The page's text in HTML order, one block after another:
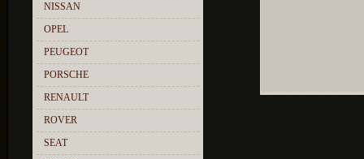
NISSAN
OPEL
PEUGEOT
PORSCHE
RENAULT
ROVER
SEAT